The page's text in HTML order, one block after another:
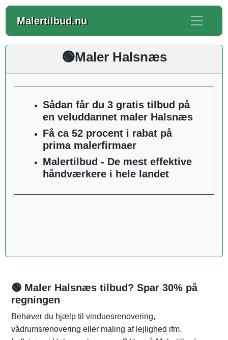
Malertilbud.nu
🟢Maler Halsnæs
Sådan får du 3 gratis tilbud på
en veluddannet maler Halsnæs
Få ca 52 procent i rabat på
prima malerfirmaer
Malertilbud - De mest effektive
håndværkere i hele landet
🟢 Maler Halsnæs tilbud? Spar 30% på
regningen
Behøver du hjælp til vinduesrenovering,
vådrumsrenovering eller maling af lejlighed ifm.